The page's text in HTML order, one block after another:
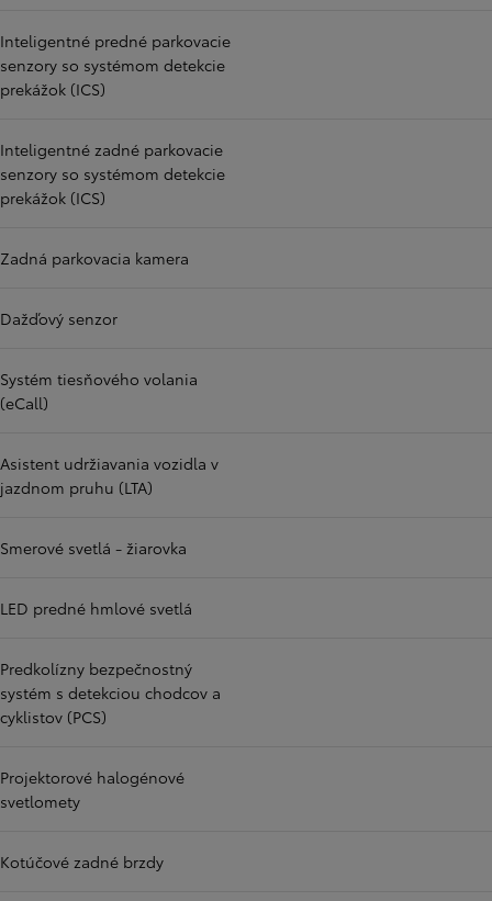
Inteligentné predné parkovacie
senzory so systémom detekcie
prekážok (ICS)
Inteligentné zadné parkovacie
senzory so systémom detekcie
prekážok (ICS)
Zadná parkovacia kamera
Dažďový senzor
Systém tiesňového volania
(eCall)
Asistent udržiavania vozidla v
jazdnom pruhu (LTA)
Smerové svetlá - žiarovka
LED predné hmlové svetlá
Predkolízny bezpečnostný
systém s detekciou chodcov a
cyklistov (PCS)
Projektorové halogénové
svetlomety
Kotúčové zadné brzdy